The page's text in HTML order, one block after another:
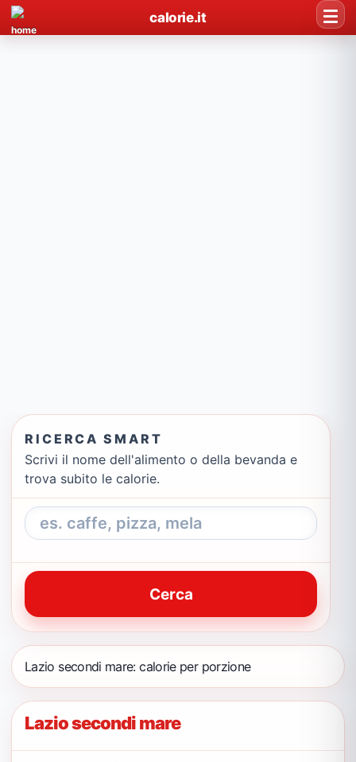
calorie.it
RICERCA SMART
Scrivi il nome dell'alimento o della bevanda e
trova subito le calorie.
Cerca
Lazio secondi mare: calorie per porzione
Lazio secondi mare